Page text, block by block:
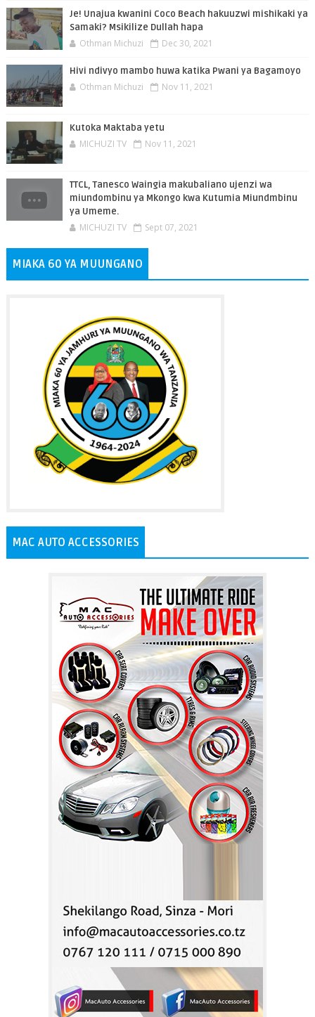
Je! Unajua kwanini Coco Beach hakuuzwi mishikaki ya
Samaki? Msikilize Dullah hapa
Othman Michuzi Dec 30, 2021
Hivi ndivyo mambo huwa katika Pwani ya Bagamoyo
Othman Michuzi Nov 11, 2021
Kutoka Maktaba yetu
MICHUZI TV Nov 11, 2021
TTCL, Tanesco Waingia makubaliano ujenzi wa
miundombinu ya Mkongo kwa Kutumia Miundmbinu
ya Umeme.
MICHUZI TV Sept 07, 2021
MIAKA 60 YA MUUNGANO
MAC AUTO ACCESSORIES